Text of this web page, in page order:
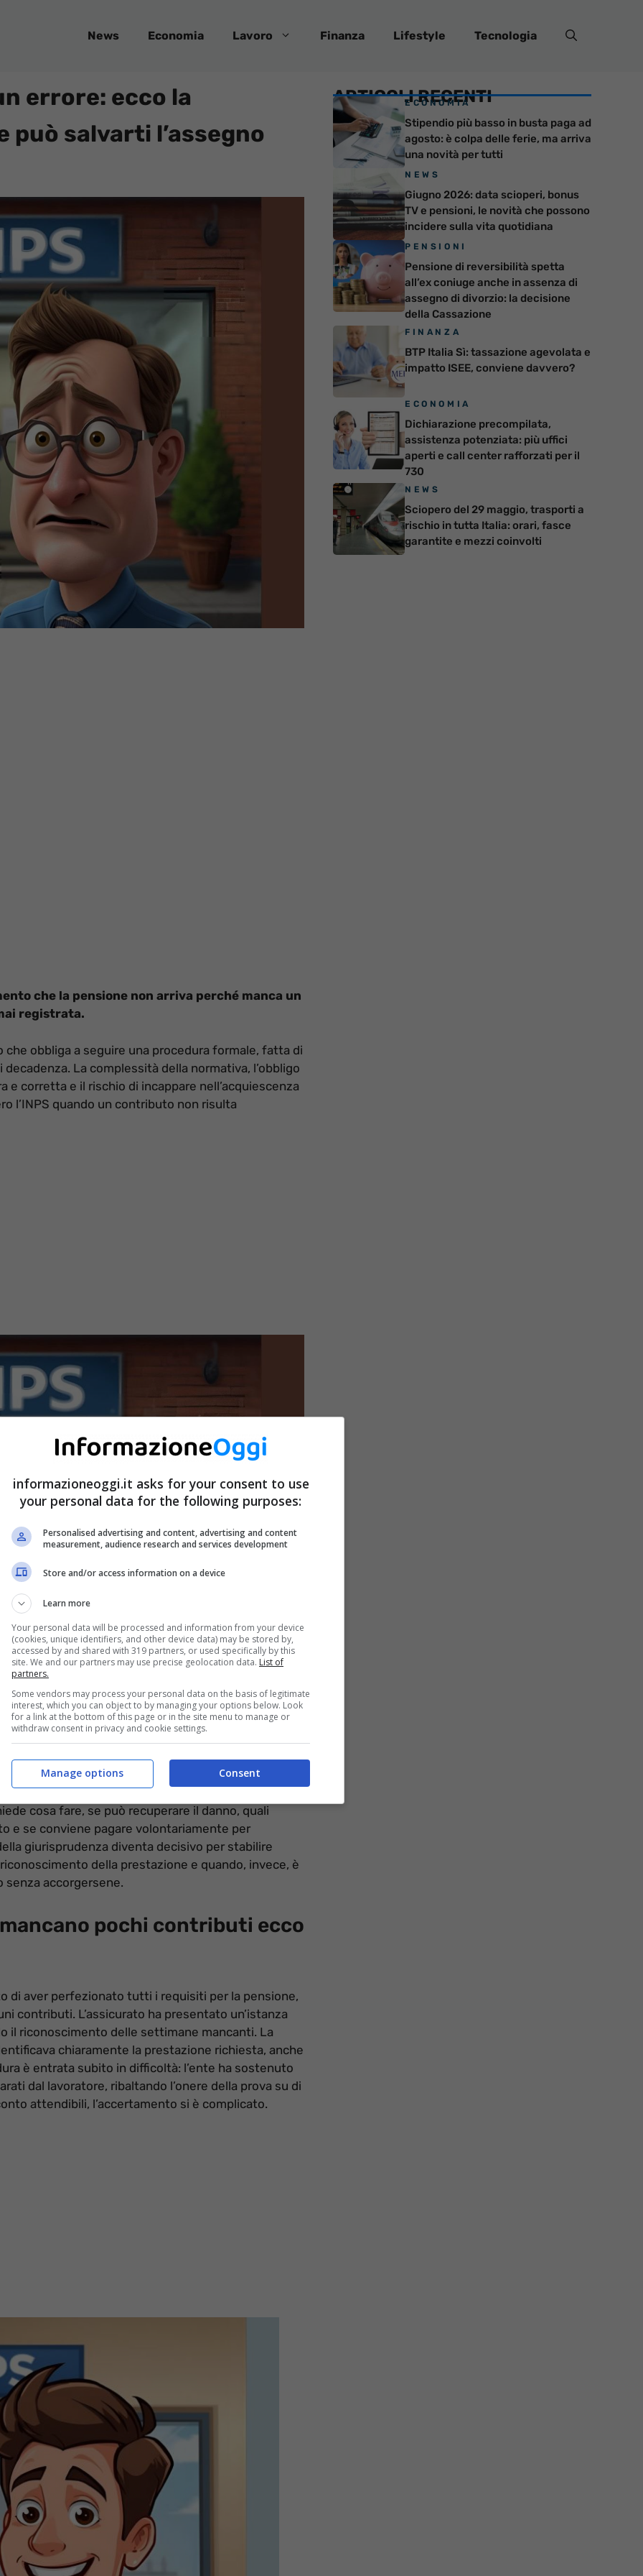
News Economia Lavoro Finanza Lifestyle Tecnologia
errore: ecco la
salvarti l’assegno
che la pensione non arriva perché manca un
registrata.
obbliga a seguire una procedura formale, fatta di
La complessità della normativa, l’obbligo
corretta e il rischio di incappare nell’acquiescenza
l’INPS quando un contributo non risulta
salvarti l’assegno (Informazioneoggi.it)
cosa fare, se può recuperare il danno, quali
e se conviene pagare volontariamente per
giurisprudenza diventa decisivo per stabilire
della prestazione e quando, invece, è
accorgersene.
pochi contributi ecco
di aver perfezionato tutti i requisiti per la pensione,
contributi. L’assicurato ha presentato un’istanza
il riconoscimento delle settimane mancanti. La
chiaramente la prestazione richiesta, anche
è entrata subito in difficoltà: l’ente ha sostenuto
dal lavoratore, ribaltando l’onere della prova su di
attendibili, l’accertamento si è complicato.
ARTICOLI RECENTI
ECONOMIA
Stipendio più basso in busta paga ad
agosto: è colpa delle ferie, ma arriva
una novità per tutti
NEWS
Giugno 2026: data scioperi, bonus
TV e pensioni, le novità che possono
incidere sulla vita quotidiana
PENSIONI
Pensione di reversibilità spetta
all’ex coniuge anche in assenza di
assegno di divorzio: la decisione
della Cassazione
FINANZA
BTP Italia Sì: tassazione agevolata e
impatto ISEE, conviene davvero?
ECONOMIA
Dichiarazione precompilata,
assistenza potenziata: più uffici
aperti e call center rafforzati per il
730
NEWS
Sciopero del 29 maggio, trasporti a
rischio in tutta Italia: orari, fasce
garantite e mezzi coinvolti
informazioneoggi.it asks for your consent to use
your personal data for the following purposes:
Personalised advertising and content, advertising and content
measurement, audience research and services development
Store and/or access information on a device
Learn more
Your personal data will be processed and information from your device
(cookies, unique identifiers, and other device data) may be stored by,
accessed by and shared with 319 partners, or used specifically by this
site. We and our partners may use precise geolocation data. List of
partners.
Some vendors may process your personal data on the basis of legitimate
interest, which you can object to by managing your options below. Look
for a link at the bottom of this page or in the site menu to manage or
withdraw consent in privacy and cookie settings.
Consent
Manage options